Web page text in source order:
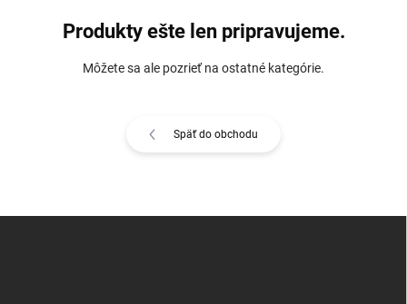
Produkty ešte len pripravujeme.
Môžete sa ale pozrieť na ostatné kategórie.
Späť do obchodu